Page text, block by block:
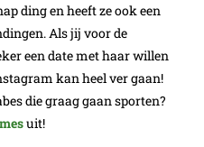
ding en heeft ze ook een
Als jij voor de
een date met haar willen
kan heel ver gaan!
die graag gaan sporten?
uit!